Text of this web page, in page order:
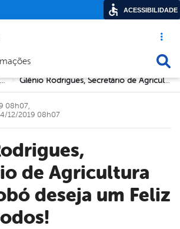
Acesso
de navegação
Secretaria de Governo > Glênio Rodrigues, Secretário de Agricultura de Cabrobó deseja um Feliz Natal a todos!
de Agricultura
deseja um Feliz
08h07,
12/2019 08h07
ACESSIBILIDADE